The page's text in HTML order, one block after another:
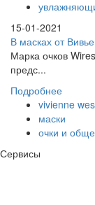
15-01-2021
В масках от
Марка очков
предс...
Подробнее
vivienne
маски
очки и
Сервисы